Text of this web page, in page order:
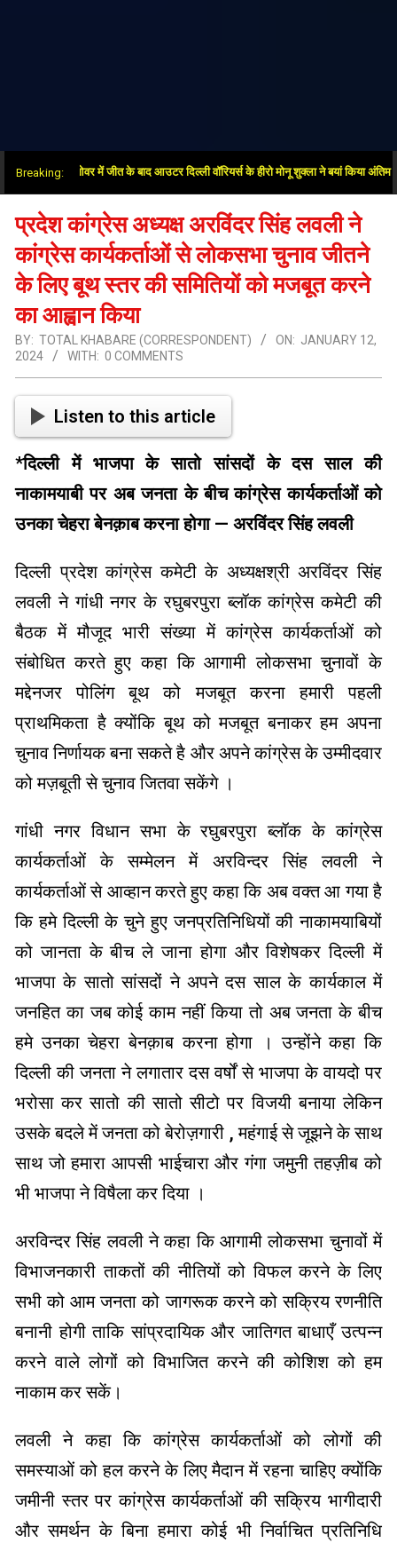
Breaking:
सुपर ओवर में जीत के बाद आउटर दिल्ली वॉरियर्स के हीरो मोनू शुक्ला ने बयां किया अंतिम गेंदों का
प्रदेश कांग्रेस अध्यक्ष अरविंदर सिंह लवली ने
कांग्रेस कार्यकर्ताओं से लोकसभा चुनाव जीतने
के लिए बूथ स्तर की समितियों को मजबूत करने
का आह्वान किया
BY: TOTAL KHABARE (CORRESPONDENT) ON: JANUARY 12,
2024
WITH: 0 COMMENTS
Listen to this article
*दिल्ली में भाजपा के सातो सांसदों के दस साल की
नाकामयाबी पर अब जनता के बीच कांग्रेस कार्यकर्ताओं को
उनका चेहरा बेनक़ाब करना होगा — अरविंदर सिंह लवली
दिल्ली प्रदेश कांग्रेस कमेटी के अध्यक्षश्री अरविंदर सिंह
लवली ने गांधी नगर के रघुबरपुरा ब्लॉक कांग्रेस कमेटी की
बैठक में मौजूद भारी संख्या में कांग्रेस कार्यकर्ताओं को
संबोधित करते हुए कहा कि आगामी लोकसभा चुनावों के
मद्देनजर पोलिंग बूथ को मजबूत करना हमारी पहली
प्राथमिकता है क्योंकि बूथ को मजबूत बनाकर हम अपना
चुनाव निर्णायक बना सकते है और अपने कांग्रेस के उम्मीदवार
को मज़बूती से चुनाव जितवा सकेंगे ।
गांधी नगर विधान सभा के रघुबरपुरा ब्लॉक के कांग्रेस
कार्यकर्ताओं के सम्मेलन में अरविन्दर सिंह लवली ने
कार्यकर्ताओं से आव्हान करते हुए कहा कि अब वक्त आ गया है
कि हमे दिल्ली के चुने हुए जनप्रतिनिधियों की नाकामयाबियों
को जानता के बीच ले जाना होगा और विशेषकर दिल्ली में
भाजपा के सातो सांसदों ने अपने दस साल के कार्यकाल में
जनहित का जब कोई काम नहीं किया तो अब जनता के बीच
हमे उनका चेहरा बेनक़ाब करना होगा । उन्होंने कहा कि
दिल्ली की जनता ने लगातार दस वर्षों से भाजपा के वायदो पर
भरोसा कर सातो की सातो सीटो पर विजयी बनाया लेकिन
उसके बदले में जनता को बेरोज़गारी , महंगाई से जूझने के साथ
साथ जो हमारा आपसी भाईचारा और गंगा जमुनी तहज़ीब को
भी भाजपा ने विषैला कर दिया ।
अरविन्दर सिंह लवली ने कहा कि आगामी लोकसभा चुनावों में
विभाजनकारी ताकतों की नीतियों को विफल करने के लिए
सभी को आम जनता को जागरूक करने को सक्रिय रणनीति
बनानी होगी ताकि सांप्रदायिक और जातिगत बाधाएँ उत्पन्न
करने वाले लोगों को विभाजित करने की कोशिश को हम
नाकाम कर सकें।
लवली ने कहा कि कांग्रेस कार्यकर्ताओं को लोगों की
समस्याओं को हल करने के लिए मैदान में रहना चाहिए क्योंकि
जमीनी स्तर पर कांग्रेस कार्यकर्ताओं की सक्रिय भागीदारी
और समर्थन के बिना हमारा कोई भी निर्वाचित प्रतिनिधि